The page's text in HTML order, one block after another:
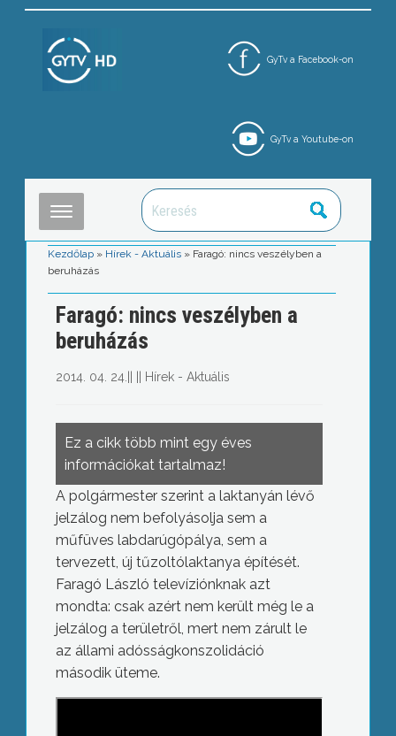
GyTv a Facebook-on
GyTv a Youtube-on
Kezdőlap » Hírek - Aktuális » Faragó: nincs veszélyben a
beruházás
Faragó: nincs veszélyben a
beruházás
2014. 04. 24. Hírek - Aktuális
Ez a cikk több mint egy éves
információkat tartalmaz!
A polgármester szerint a laktanyán lévő
jelzálog nem befolyásolja sem a
műfüves labdarúgópálya, sem a
tervezett, új tűzoltólaktanya építését.
Faragó László televíziónknak azt
mondta: csak azért nem került még le a
jelzálog a területről, mert nem zárult le
az állami adósságkonszolidáció
második üteme.